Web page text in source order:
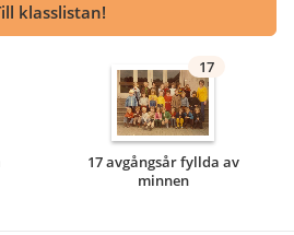
klasslistan!
17
17 avgångsår fyllda av
minnen